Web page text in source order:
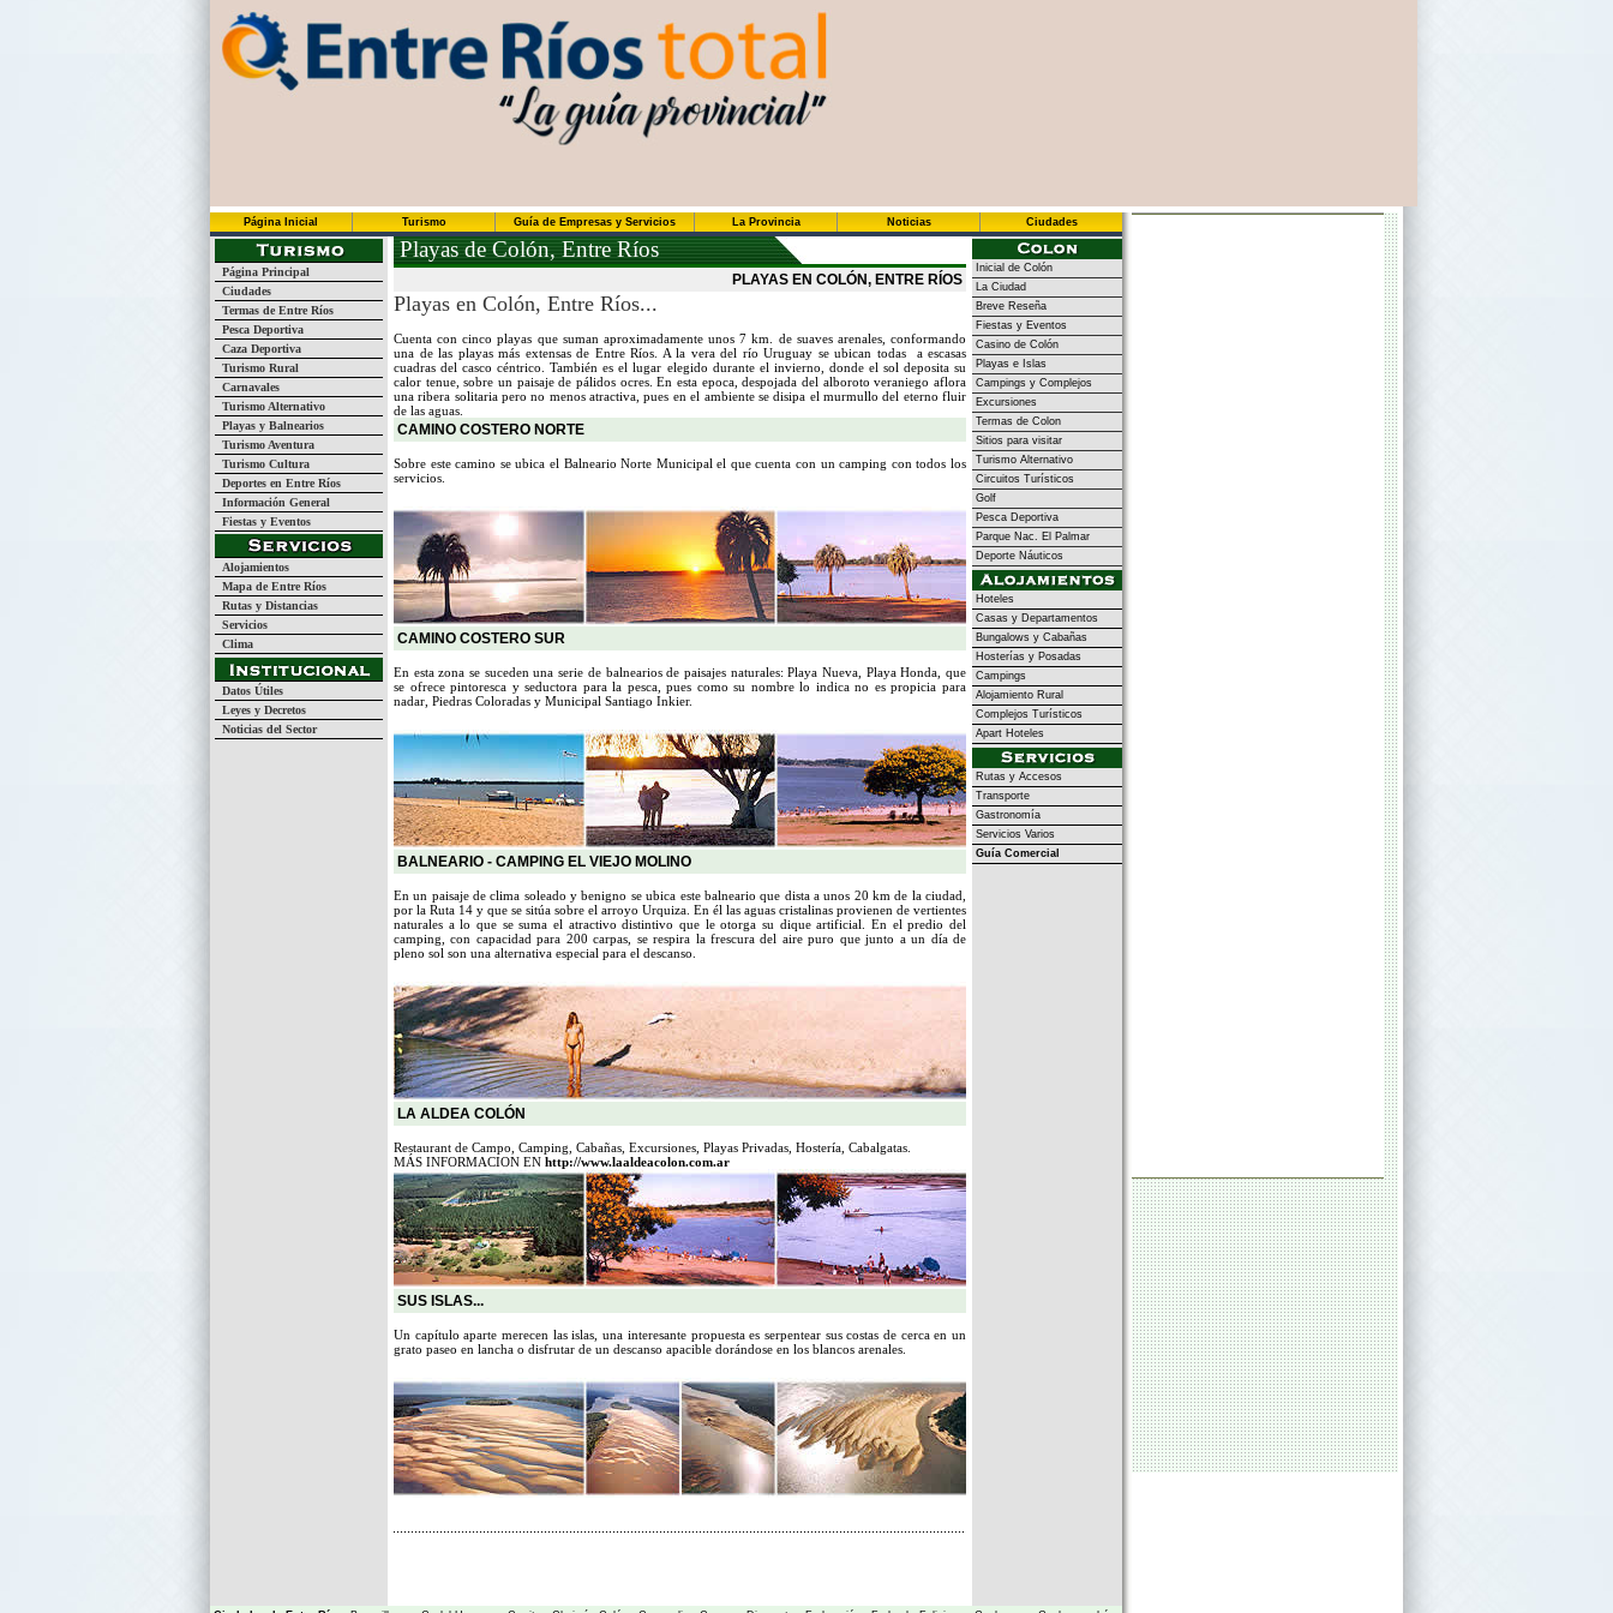
Página Inicial Turismo Guía de Empresas y Servicios La Provincia Noticias Ciudades
Página Principal
Ciudades
Termas de Entre Ríos
Pesca Deportiva
Caza Deportiva
Turismo Rural
Carnavales
Turismo Alternativo
Playas y Balnearios
Turismo Aventura
Turismo Cultura
Deportes en Entre Ríos
Información General
Fiestas y Eventos
Alojamientos
Mapa de Entre Ríos
Rutas y Distancias
Servicios
Clima
Datos Útiles
Leyes y Decretos
Noticias del Sector
Playas de Colón, Entre Ríos
PLAYAS EN COLÓN, ENTRE RÍOS
Playas en Colón, Entre Ríos...
Cuenta con cinco playas que suman aproximadamente unos 7 km. de suaves arenales, conformando
una de las playas más extensas de Entre Ríos. A la vera del río Uruguay se ubican todas a escasas
cuadras del casco céntrico. También es el lugar elegido durante el invierno, donde el sol deposita su
calor tenue, sobre un paisaje de pálidos ocres. En esta epoca, despojada del alboroto veraniego aflora
una ribera solitaria pero no menos atractiva, pues en el ambiente se disipa el murmullo del eterno fluir
de las aguas.
CAMINO COSTERO NORTE
Sobre este camino se ubica el Balneario Norte Municipal el que cuenta con un camping con todos los
servicios.
CAMINO COSTERO SUR
En esta zona se suceden una serie de balnearios de paisajes naturales: Playa Nueva, Playa Honda, que
se ofrece pintoresca y seductora para la pesca, pues como su nombre lo indica no es propicia para
nadar, Piedras Coloradas y Municipal Santiago Inkier.
BALNEARIO - CAMPING EL VIEJO MOLINO
En un paisaje de clima soleado y benigno se ubica este balneario que dista a unos 20 km de la ciudad,
por la Ruta 14 y que se sitúa sobre el arroyo Urquiza. En él las aguas cristalinas provienen de vertientes
naturales a lo que se suma el atractivo distintivo que le otorga su dique artificial. En el predio del
camping, con capacidad para 200 carpas, se respira la frescura del aire puro que junto a un día de
pleno sol son una alternativa especial para el descanso.
LA ALDEA COLÓN
Restaurant de Campo, Camping, Cabañas, Excursiones, Playas Privadas, Hostería, Cabalgatas.
MÁS INFORMACION EN http://www.laaldeacolon.com.ar
SUS ISLAS...
Un capítulo aparte merecen las islas, una interesante propuesta es serpentear sus costas de cerca en un
grato paseo en lancha o disfrutar de un descanso apacible dorándose en los blancos arenales.
Inicial de Colón
La Ciudad
Breve Reseña
Fiestas y Eventos
Casino de Colón
Playas e Islas
Campings y Complejos
Excursiones
Termas de Colon
Sitios para visitar
Turismo Alternativo
Circuitos Turísticos
Golf
Pesca Deportiva
Parque Nac. El Palmar
Deporte Náuticos
Hoteles
Casas y Departamentos
Bungalows y Cabañas
Hosterías y Posadas
Campings
Alojamiento Rural
Complejos Turísticos
Apart Hoteles
Rutas y Accesos
Transporte
Gastronomía
Servicios Varios
Guía Comercial